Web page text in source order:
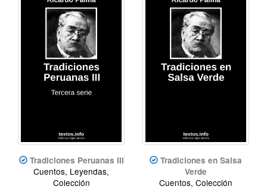
Tradiciones Peruanas III
Cuentos, Leyendas,
Colección
Tradiciones en Salsa
Verde
Cuentos, Colección